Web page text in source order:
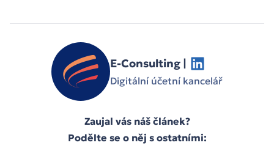
E-Consulting |
Digitální účetní kancelář
Zaujal vás náš článek?
Podělte se o něj s ostatními: